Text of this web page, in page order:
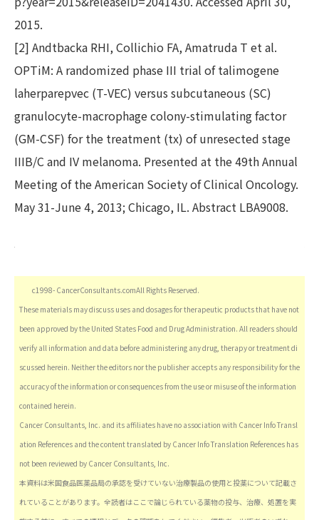
2015.
[2] Andtbacka RHI, Collichio FA, Amatruda T et al.
OPTiM: A randomized phase III trial of talimogene
laherparepvec (T-VEC) versus subcutaneous (SC)
granulocyte-macrophage colony-stimulating factor
(GM-CSF) for the treatment (tx) of unresected stage
IIIB/C and IV melanoma. Presented at the 49th Annual
Meeting of the American Society of Clinical Oncology.
May 31-June 4, 2013; Chicago, IL. Abstract LBA9008.
c1998- CancerConsultants.comAll Rights Reserved.
These materials may discuss uses and dosages for therapeutic products that have not
been approved by the United States Food and Drug Administration. All readers should
verify all information and data before administering any drug, therapy or treatment di
scussed herein. Neither the editors nor the publisher accepts any responsibility for the
accuracy of the information or consequences from the use or misuse of the information
contained herein.
Cancer Consultants, Inc. and its affiliates have no association with Cancer Info Transl
ation References and the content translated by Cancer Info Translation References has
not been reviewed by Cancer Consultants, Inc.
本資料は米国食品医薬品局の承認を受けていない治療製品の使用と投薬について記載さ
れていることがあります。全読者はここで論じられている薬物の投与、治療、処置を実